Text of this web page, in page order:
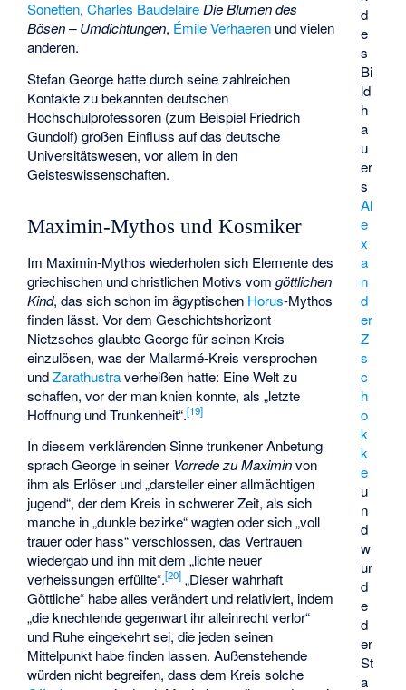
d
e
s
Bi
ld
h
a
u
er
s
Al
e
x
a
n
d
er
Z
s
c
h
o
k
k
e
u
n
d
w
ur
d
e
d
er
St
a
Sonetten,Charles Baudelaire Die Blumen des
Bösen – Umdichtungen, Émile Verhaeren und vielen
anderen.
Stefan George hatte durch seine zahlreichen
Kontakte zu bekannten deutschen
Hochschulprofessoren (zum Beispiel Friedrich
Gundolf) großen Einfluss auf das deutsche
Universitätswesen, vor allem in den
Geisteswissenschaften.
Maximin-Mythos und Kosmiker
Im Maximin-Mythos wiederholen sich Elemente des
griechischen und christlichen Motivs vomgöttlichen
Kind, das sich schon im ägyptischen Horus-Mythos
finden lässt. Vor dem Geschichtshorizont
Nietzsches glaubte George für seinen Kreis
einzulösen, was der Mallarmé-Kreis versprochen
undZarathustraverheißen hatte: Eine Welt zu
schaffen, vor der man knien konnte, als „letzte
Hoffnung und Trunkenheit“.[19]
In diesem verklärenden Sinne trunkener Anbetung
sprach George in seiner Vorrede zu Maximinvon
ihm als Erlöser und „darsteller einer allmächtigen
jugend“, der dem Kreis in schwerer Zeit, als sich
manche in „dunkle bezirke“ wagten oder sich „voll
trauer oder hass“ verschlossen, das Vertrauen
wiedergab und ihn mit dem „lichte neuer
verheissungen erfüllte“.[20] „Dieser wahrhaft
Göttliche“ habe alles verändert und relativiert, indem
„die knechtende gegenwart ihr alleinrecht verlor“
und Ruhe eingekehrt sei, die jeden seinen
Mittelpunkt habe finden lassen. Außenstehende
würden nicht begreifen, dass dem Kreis solche